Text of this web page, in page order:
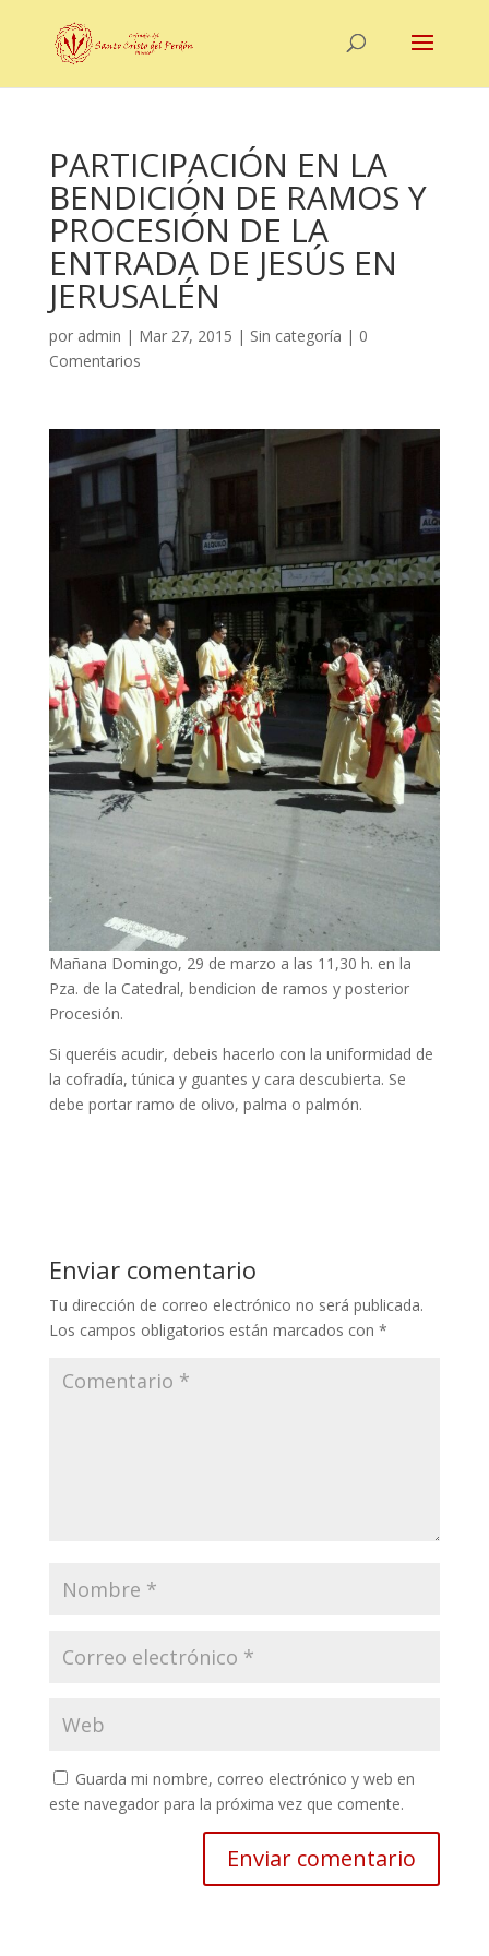
PARTICIPACIÓN EN LA
BENDICIÓN DE RAMOS Y
PROCESIÓN DE LA
ENTRADA DE JESÚS EN
JERUSALÉN
por admin | Mar 27, 2015 | Sin categoría | 0
Comentarios
Mañana Domingo, 29 de marzo a las 11,30 h. en la
Pza. de la Catedral, bendicion de ramos y posterior
Procesión.
Si queréis acudir, debeis hacerlo con la uniformidad de
la cofradía, túnica y guantes y cara descubierta. Se
debe portar ramo de olivo, palma o palmón.
Enviar comentario
Tu dirección de correo electrónico no será publicada.
Los campos obligatorios están marcados con *
Guarda mi nombre, correo electrónico y web en
este navegador para la próxima vez que comente.